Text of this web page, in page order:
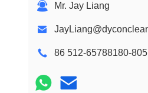
Mr. Jay Liang
86 512-65788180-805